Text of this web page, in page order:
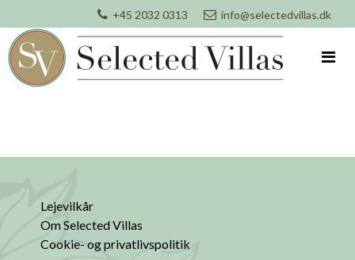
+45 2032 0313 info@selectedvillas.dk
Lejevilkår
Om Selected Villas
Cookie- og privatlivspolitik